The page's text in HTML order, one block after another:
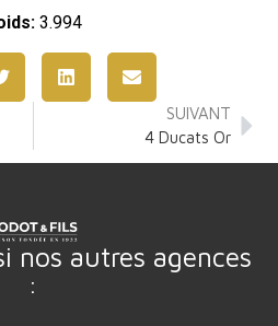
3.994
SUIVANT
4 Ducats Or
nos autres agences
: